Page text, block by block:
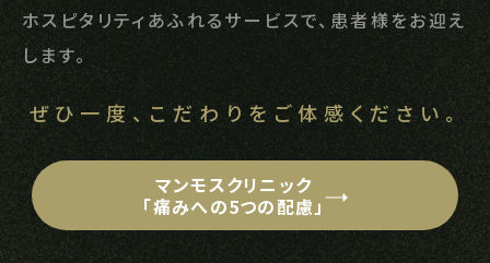
ホスピタリティあふれるサービスで、患者様をお迎え
します。
ぜひ一度、 こだわりをご体感ください。
マンモスクリニック
「痛みへの5つの配慮」